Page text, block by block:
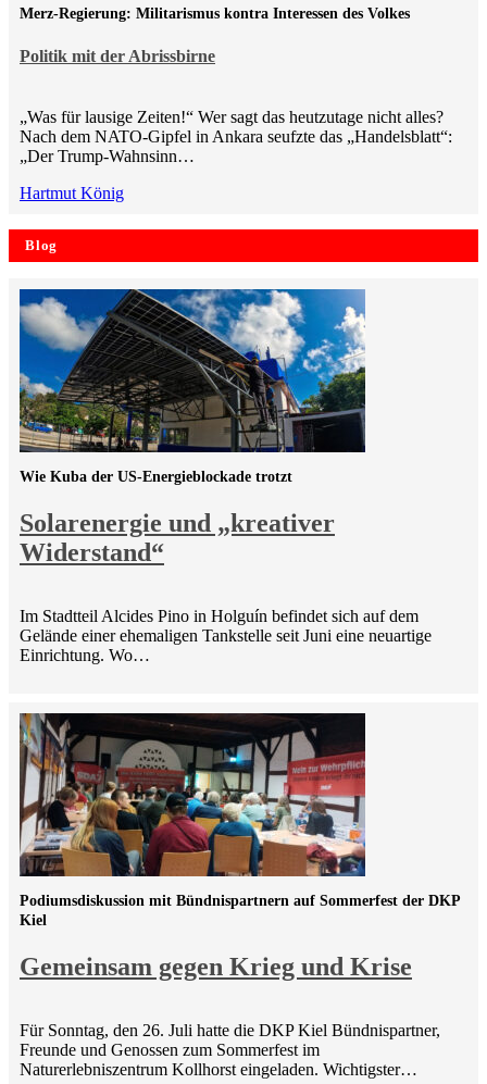
Politik mit der Abrissbirne
Merz-Regierung: Militarismus kontra Inte­ressen des Volkes
„Was für lausige Zeiten!“ Wer sagt das heutzutage nicht alles?
Nach dem NATO-Gipfel in Ankara seufzte das „Handelsblatt“:
„Der Trump-Wahnsinn…
Hartmut König
Blog
Solarenergie und „kreativer
Widerstand“
Wie Kuba der US-Energieblockade trotzt
Im Stadtteil Alcides Pino in Holguín befindet sich auf dem
Gelände einer ehemaligen Tankstelle seit Juni eine neuartige
Einrichtung. Wo…
Gemeinsam gegen Krieg und Krise
Podiumsdiskussion mit Bündnispartnern auf Sommerfest der DKP
Kiel
Für Sonntag, den 26. Juli hatte die DKP Kiel Bündnispartner,
Freunde und Genossen zum Sommerfest im
Naturerlebniszentrum Kollhorst eingeladen. Wichtigster…